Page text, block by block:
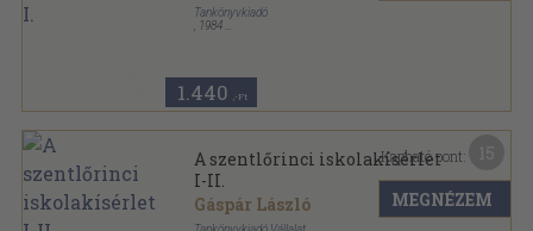
Tankönyvkiadó
1984
1.440 ,-Ft
A szentlőrinci iskolakísérlet
I-II.
Gáspár László
Kapható pont:
MEGNÉZEM